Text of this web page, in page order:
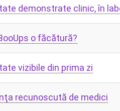
demonstrate clinic, în
o făcătură?
vizibile din prima zi
recunoscută de medici